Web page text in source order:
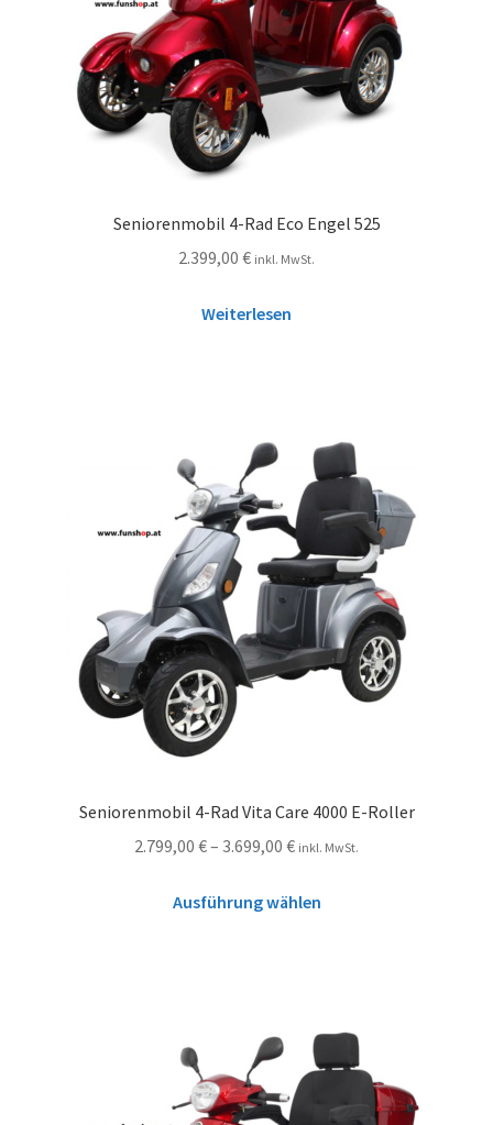
Seniorenmobil 4-Rad Eco Engel 525
2.399,00 € inkl. MwSt.
Weiterlesen
Seniorenmobil 4-Rad Vita Care 4000 E-Roller
2.799,00 €– 3.699,00 € inkl. MwSt.
Ausführung wählen